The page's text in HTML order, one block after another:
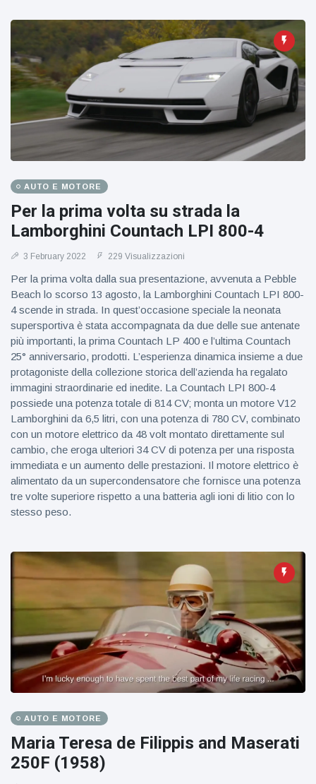
AUTO E MOTORE
Per la prima volta su strada la
Lamborghini Countach LPI 800-4
3 February 2022 229 Visualizzazioni
Per la prima volta dalla sua presentazione, avvenuta a Pebble
Beach lo scorso 13 agosto, la Lamborghini Countach LPI 800-
4 scende in strada. In quest’occasione speciale la neonata
supersportiva è stata accompagnata da due delle sue antenate
più importanti, la prima Countach LP 400 e l’ultima Countach
25° anniversario, prodotti. L’esperienza dinamica insieme a due
protagoniste della collezione storica dell’azienda ha regalato
immagini straordinarie ed inedite. La Countach LPI 800-4
possiede una potenza totale di 814 CV; monta un motore V12
Lamborghini da 6,5 litri, con una potenza di 780 CV, combinato
con un motore elettrico da 48 volt montato direttamente sul
cambio, che eroga ulteriori 34 CV di potenza per una risposta
immediata e un aumento delle prestazioni. Il motore elettrico è
alimentato da un supercondensatore che fornisce una potenza
tre volte superiore rispetto a una batteria agli ioni di litio con lo
stesso peso.
AUTO E MOTORE
Maria Teresa de Filippis and Maserati
250F (1958)